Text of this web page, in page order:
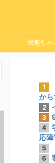
我無ちゃ
1
から
2
3
4
応
5
6